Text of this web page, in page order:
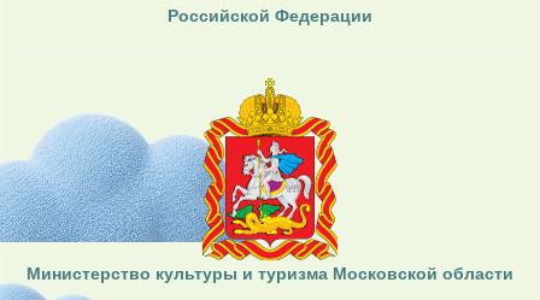
Российской Федерации
Министерство культуры и туризма Московской области